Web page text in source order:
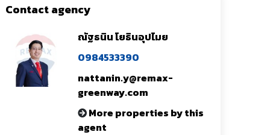
Contact agency
ณัฐธนิน โยธินอุปไมย
0984533390
nattanin.y@remax-
greenway.com
More properties by this
agent